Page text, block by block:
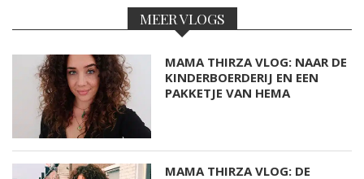
MEER VLOGS
MAMA THIRZA VLOG: NAAR DE
KINDERBOERDERIJ EN EEN
PAKKETJE VAN HEMA
MAMA THIRZA VLOG: DE